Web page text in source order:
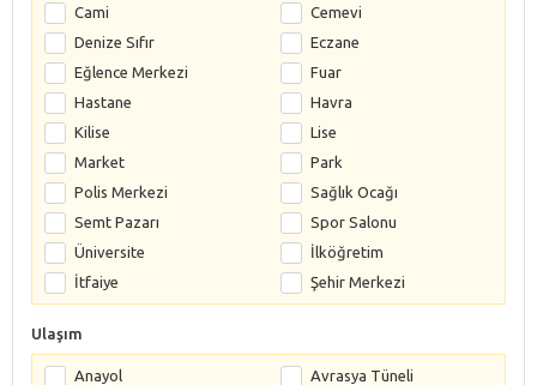
Cami
Cemevi
Denize Sıfır
Eczane
Eğlence Merkezi
Fuar
Hastane
Havra
Kilise
Lise
Market
Park
Polis Merkezi
Sağlık Ocağı
Semt Pazarı
Spor Salonu
Üniversite
İlköğretim
İtfaiye
Şehir Merkezi
Ulaşım
Anayol
Avrasya Tüneli